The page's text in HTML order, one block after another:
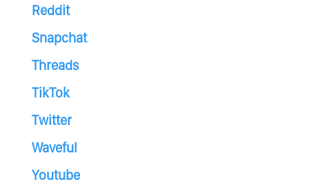
Reddit
Snapchat
Threads
TikTok
Twitter
Waveful
Youtube